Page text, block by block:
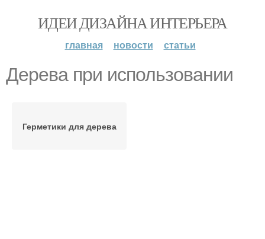
ИДЕИ ДИЗАЙНА ИНТЕРЬЕРА
главная новости статьи
Дерева при использовании
Герметики для дерева